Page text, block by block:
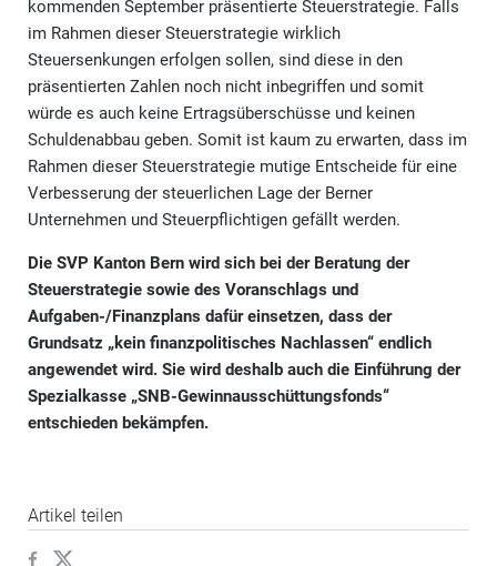
kommenden September präsentierte Steuerstrategie. Falls
im Rahmen dieser Steuerstrategie wirklich
Steuersenkungen erfolgen sollen, sind diese in den
präsentierten Zahlen noch nicht inbegriffen und somit
würde es auch keine Ertragsüberschüsse und keinen
Schuldenabbau geben. Somit ist kaum zu erwarten, dass im
Rahmen dieser Steuerstrategie mutige Entscheide für eine
Verbesserung der steuerlichen Lage der Berner
Unternehmen und Steuerpflichtigen gefällt werden.
Die SVP Kanton Bern wird sich bei der Beratung der
Steuerstrategie sowie des Voranschlags und
Aufgaben-/Finanzplans dafür einsetzen, dass der
Grundsatz „kein finanzpolitisches Nachlassen“ endlich
angewendet wird. Sie wird deshalb auch die Einführung der
Spezialkasse „SNB-Gewinnausschüttungsfonds“
entschieden bekämpfen.
Artikel teilen